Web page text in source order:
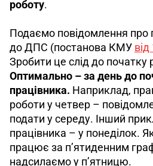
роботу.
Подаємо повідомлення про
до ДПС (постанова КМУ
Зробити це слід до початку
Оптимально – за день до
працівника. Наприклад,
роботи у четвер –
подати у середу. Інший
працівника – у понеділок.
працює за п’ятиденним
надсилаємо у п’ятницю.